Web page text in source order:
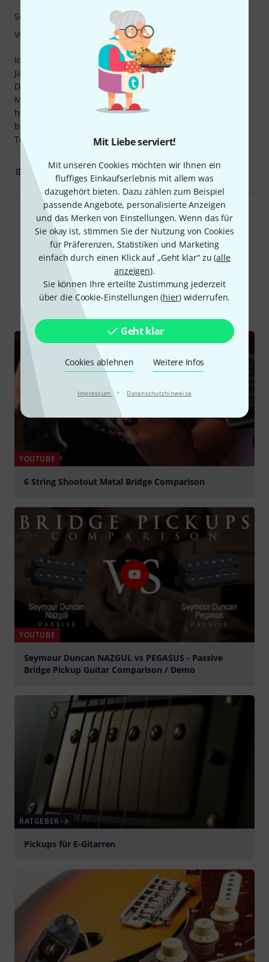
Mit Liebe serviert!
Mit unseren Cookies möchten wir Ihnen ein
fluffiges Einkaufserlebnis mit allem was
dazugehört bieten. Dazu zählen zum Beispiel
passende Angebote, personalisierte Anzeigen
und das Merken von Einstellungen. Wenn das für
Sie okay ist, stimmen Sie der Nutzung von Cookies
für Präferenzen, Statistiken und Marketing
einfach durch einen Klick auf „Geht klar“ zu (alle
anzeigen).
Sie können Ihre erteilte Zustimmung jederzeit
über die Cookie-Einstellungen (hier) widerrufen.
Geht klar
Cookies ablehnen Weitere Infos
Impressum · Datenschutzhinweise
Ich habe mir diese Tonabnehmer von Thomann in eine
Jackson Randy Rhoads für ein B Tuning einbauen lassen.
Die Empfehlung kann hierzu von einem Thomann
Mitarbeiter. Bereut habe ich das bisher nicht. Ich spiele
hauptsächlich Amon Amarth Songs über diese Gitarre und
bin mit dem Sound sehr zufrieden. Würde mir die
Tonabnehmer wieder kaufen.
Sound
Verarbeitung
1 2 BEWERTUNG MELDEN
Alle Bewertungen lesen
Schon gewusst?
Alle Videos Ratgeber
YOUTUBE
6 String Shootout Metal Bridge Comparison
YOUTUBE
Seymour Duncan NAZGUL vs PEGASUS - Passive
Bridge Pickup Guitar Comparison / Demo
RATGEBER
Pickups für E-Gitarren